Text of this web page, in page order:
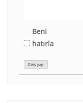
Beni
hatırla
Giriş yap